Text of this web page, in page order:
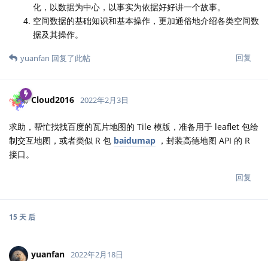
化，以数据为中心，以事实为依据好好讲一个故事。
空间数据的基础知识和基本操作，更加通俗地介绍各类空间数
据及其操作。
回复
yuanfan 回复了此帖
Cloud2016 2022年2月3日
求助，帮忙找找百度的瓦片地图的 Tile 模版，准备用于 leaflet 包绘
制交互地图，或者类似 R 包 baidumap ，封装高德地图 API 的 R
接口。
回复
15 天 后
yuanfan 2022年2月18日